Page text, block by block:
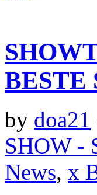
BESTE
by doa21
SHOW -
News, x